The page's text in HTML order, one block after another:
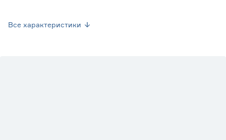
Все характеристики